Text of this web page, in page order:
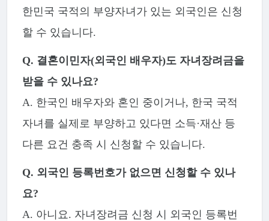
한민국 국적의 부양자녀가 있는 외국인은 신청
할 수 있습니다.
Q. 결혼이민자(외국인 배우자)도 자녀장려금을
받을 수 있나요?
A. 한국인 배우자와 혼인 중이거나, 한국 국적
자녀를 실제로 부양하고 있다면 소득·재산 등
다른 요건 충족 시 신청할 수 있습니다.
Q. 외국인 등록번호가 없으면 신청할 수 있나
요?
A. 아니요. 자녀장려금 신청 시 외국인 등록번